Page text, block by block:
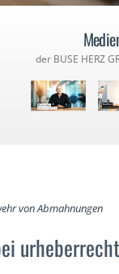
der BUSE HERZ
von Abmahnungen